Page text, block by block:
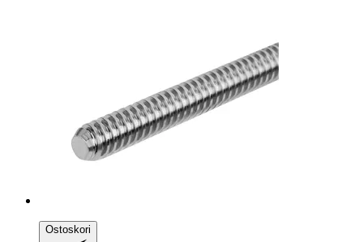
Ostoskori